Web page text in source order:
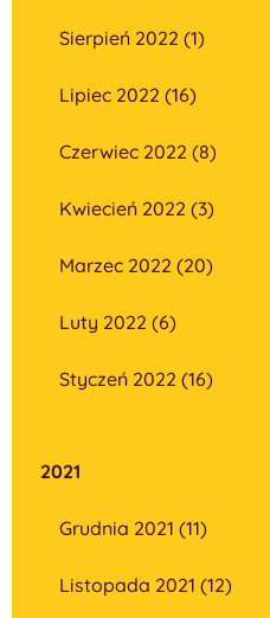
Sierpień 2022 (1)
Lipiec 2022 (16)
Czerwiec 2022 (8)
Kwiecień 2022 (3)
Marzec 2022 (20)
Luty 2022 (6)
Styczeń 2022 (16)
2021
Grudnia 2021 (11)
Listopada 2021 (12)